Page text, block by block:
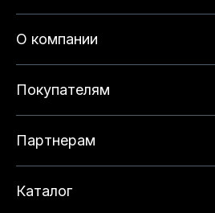
О компании
Покупателям
Партнерам
Каталог